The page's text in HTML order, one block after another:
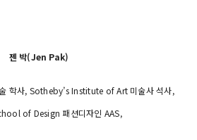
젠 박(Jen Pak)
학사, Sotheby’s Institute of Art 미술사 석사,
of Design 패션디자인 AAS,